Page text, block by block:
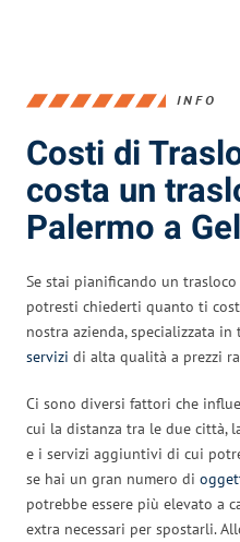
INFO
Costi di
costa un
Palermo a
Se stai pianificando un trasloco
potresti chiederti quanto ti
nostra azienda, specializzata
servizi di alta qualità a prezzi
Ci sono diversi fattori che
cui la distanza tra le due città,
e i servizi aggiuntivi di cui
se hai un gran numero di
potrebbe essere più elevato a
extra necessari per spostarli.